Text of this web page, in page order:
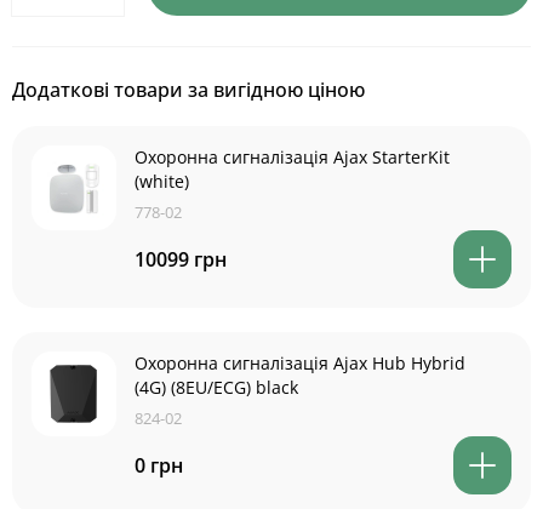
Додаткові товари за вигідною ціною
Охоронна сигналізація Ajax StarterKit
(white)
778-02
10099 грн
Охоронна сигналізація Ajax Hub Hybrid
(4G) (8EU/ECG) black
824-02
0 грн